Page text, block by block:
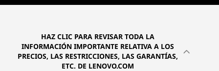
HAZ CLIC PARA REVISAR TODA LA
INFORMACIÓN IMPORTANTE RELATIVA A LOS
PRECIOS, LAS RESTRICCIONES, LAS GARANTÍAS,
ETC. DE LENOVO.COM